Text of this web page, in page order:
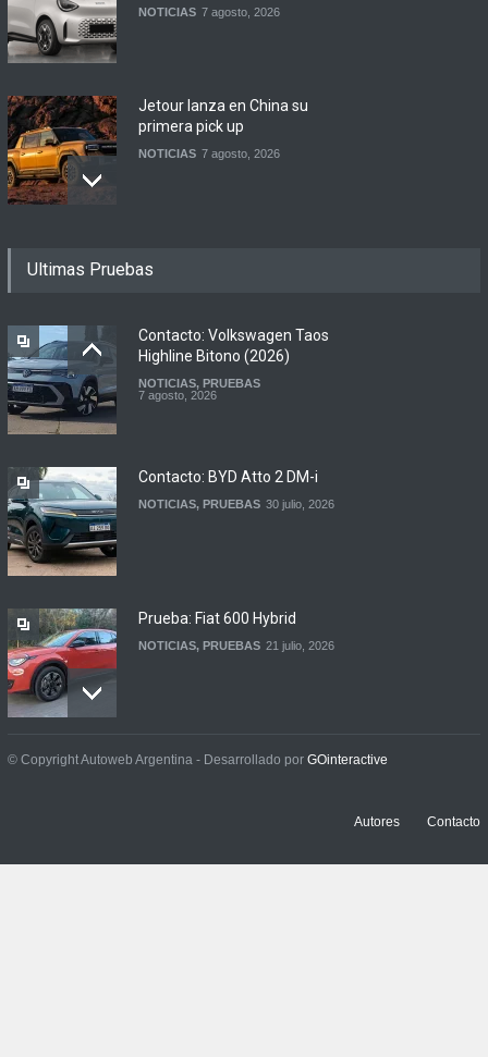
NOTICIAS 7 agosto, 2026
Jetour lanza en China su
primera pick up
NOTICIAS 7 agosto, 2026
renovadas S2 y Skua 150 en
7 agosto, 2026
Argentina y Ecuador
Ultimas Pruebas
Contacto: Volkswagen Taos
Highline Bitono (2026)
NOTICIAS, PRUEBAS
7 agosto, 2026
Contacto: BYD Atto 2 DM-i
NOTICIAS, PRUEBAS 30 julio, 2026
Prueba: Fiat 600 Hybrid
NOTICIAS, PRUEBAS 21 julio, 2026
Prueba: BYD Song Pro GS
© Copyright Autoweb Argentina - Desarrollado por GOinteractive
Autores Contacto